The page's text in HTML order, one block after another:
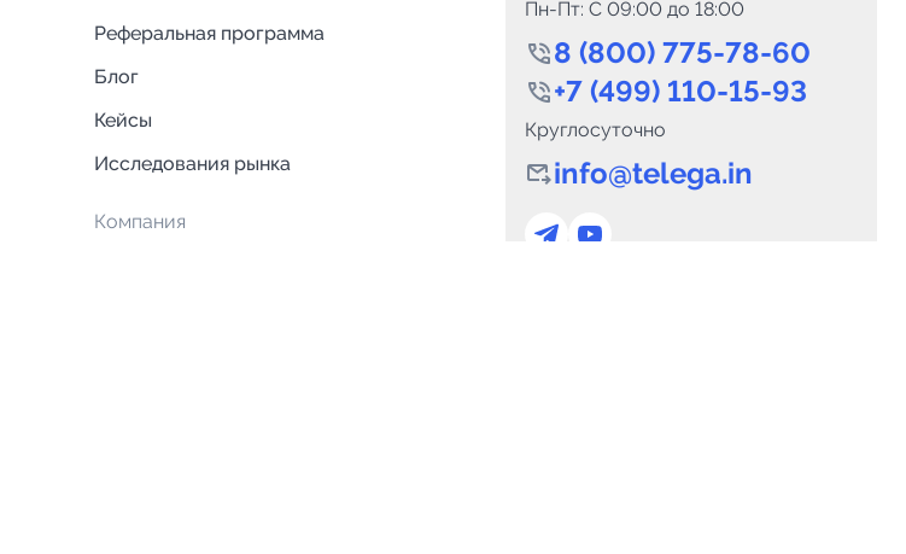
Реферальная программа
Блог
Кейсы
Исследования рынка
Компания
Пн-Пт: C 09:00 до 18:00
8 (800) 775-78-60
+7 (499) 110-15-93
Круглосуточно
info@telega.in